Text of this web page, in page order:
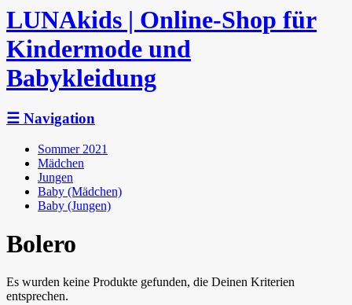
LUNAkids | Online-Shop für
Kindermode und
Babykleidung
☰ Navigation
Sommer 2021
Mädchen
Jungen
Baby (Mädchen)
Baby (Jungen)
Bolero
Es wurden keine Produkte gefunden, die Deinen Kriterien
entsprechen.